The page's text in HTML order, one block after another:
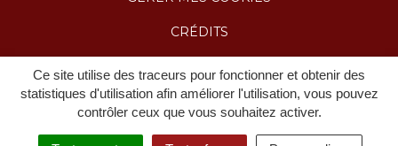
Ce site utilise des traceurs pour fonctionner et obtenir des
statistiques d'utilisation afin améliorer l'utilisation, vous pouvez
contrôler ceux que vous souhaitez activer.
CRÉDITS
MENTIONS LÉGALES & POLITIQUE DE
CONFIDENTIALITÉ
ACCESSIBILITÉ